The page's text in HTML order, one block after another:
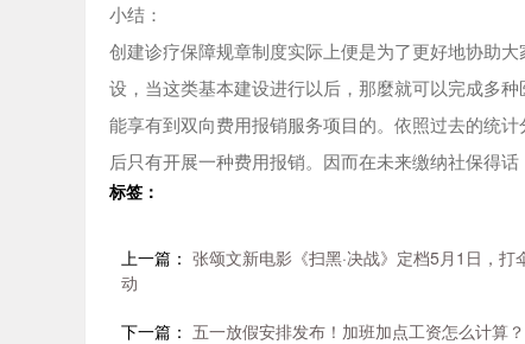
小结：
创建诊疗保障规章制度实际上便是为了更好地协助
设，当这类基本建设进行以后，那麼就可以完成多
能享有到双向费用报销服务项目的。依照过去的统
后只有开展一种费用报销。因而在未来缴纳社保得
标签：
上一篇： 张颂文新电影《扫黑·决战》定档5月1日，打
动
下一篇： 五一放假安排发布！加班加点工资怎么计算？